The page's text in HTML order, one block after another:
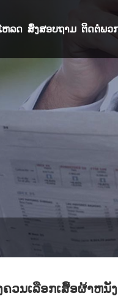
ຫລດ ສົ່ງສອບຖາມ ຕິດຕໍ່ພວ
ວນເລືອກເສື້ອຜ້າຫນັ